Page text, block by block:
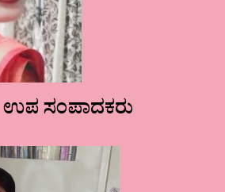
ಉಪ ಸಂಪಾದಕರು